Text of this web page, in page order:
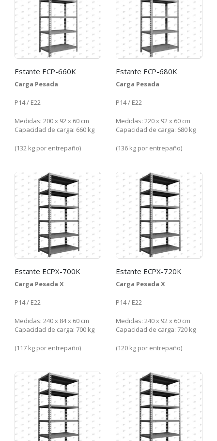
Estante ECP-660K
Carga Pesada
P14 / E22
Medidas: 200 x 92 x 60 cm
Capacidad de carga: 660 kg
(132 kg por entrepaño)
Estante ECP-680K
Carga Pesada
P14 / E22
Medidas: 220 x 92 x 60 cm
Capacidad de carga: 680 kg
(136 kg por entrepaño)
Estante ECPX-700K
Carga Pesada X
P14 / E22
Medidas: 240 x 84 x 60 cm
Capacidad de carga: 700 kg
(117 kg por entrepaño)
Estante ECPX-720K
Carga Pesada X
P14 / E22
Medidas: 240 x 92 x 60 cm
Capacidad de carga: 720 kg
(120 kg por entrepaño)